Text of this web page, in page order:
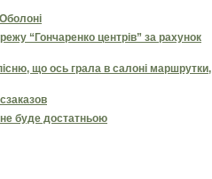
“Гончаренко центрів” за рахунок
що ось грала в салоні маршрутки,
буде достатньою